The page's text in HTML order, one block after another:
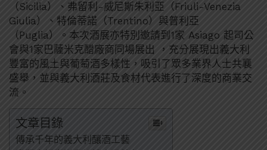
（Sicilia）、弗留利-威尼斯朱利亞（Friuli-Venezia
Giulia）、特倫蒂諾（Trentino）與普利亞
（Puglia）。本次酒展亦特別邀請到1家 Asiago 起司公
會與1家巴薩米克醋廠商同場展出 ，充分展現出義大利
豐富的風土與葡萄酒多樣性，吸引了眾多業界人士共襄
盛舉，並與義大利酒莊及食材代表進行了深度的商業交
流。
文章目錄
傳承千年的義大利釀酒工藝